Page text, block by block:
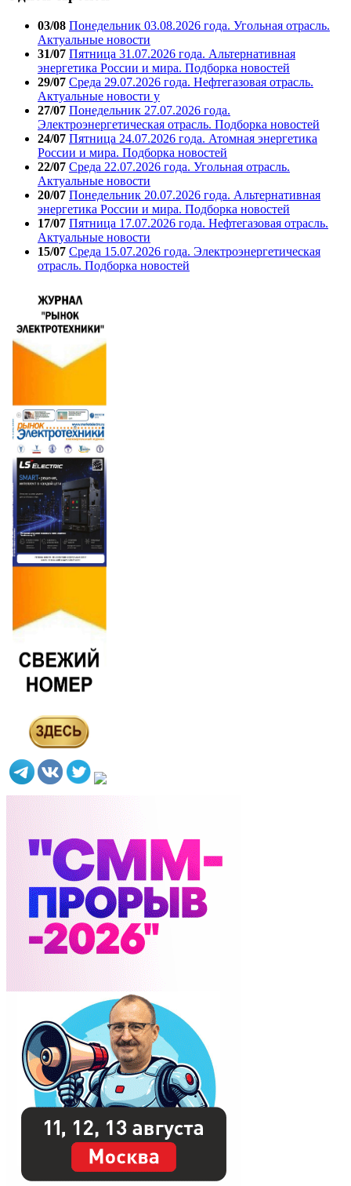
03/08 Понедельник 03.08.2026 года. Угольная отрасль.
Актуальные новости
31/07 Пятница 31.07.2026 года. Альтернативная
энергетика России и мира. Подборка новостей
29/07 Среда 29.07.2026 года. Нефтегазовая отрасль.
Актуальные новости у
27/07 Понедельник 27.07.2026 года.
Электроэнергетическая отрасль. Подборка новостей
24/07 Пятница 24.07.2026 года. Атомная энергетика
России и мира. Подборка новостей
22/07 Среда 22.07.2026 года. Угольная отрасль.
Актуальные новости
20/07 Понедельник 20.07.2026 года. Альтернативная
энергетика России и мира. Подборка новостей
17/07 Пятница 17.07.2026 года. Нефтегазовая отрасль.
Актуальные новости
15/07 Среда 15.07.2026 года. Электроэнергетическая
отрасль. Подборка новостей